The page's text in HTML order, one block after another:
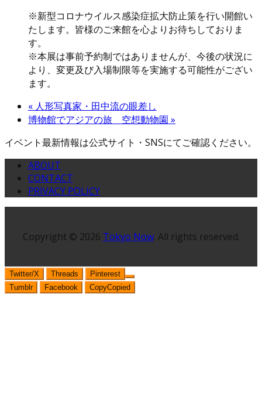
※新型コロナウイルス感染症拡大防止策を行い開館い
たします。皆様のご来館を心よりお待ちしておりま
す。
※本展は事前予約制ではありませんが、今後の状況に
より、変更及び入場制限等を実施する可能性がござい
ます。
« 人形写真家・田中流の眼差し
博物館でアジアの旅 空想動物園 »
イベント最新情報は公式サイト・SNSにてご確認ください。
ABOUT
CONTACT
PRIVACY POLICY
Copyright © 2026 Tokyo Now. All rights reserved.
Twitter/X Threads
Pinterest
Tumblr
Facebook CopyCopied